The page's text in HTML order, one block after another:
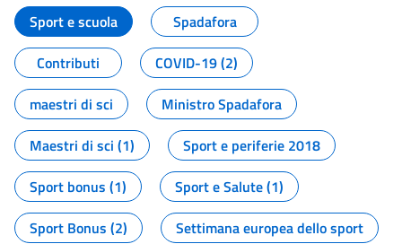
Sport e scuola
Spadafora
Contributi
COVID-19 (2)
maestri di sci
Ministro Spadafora
Maestri di sci (1)
Sport e periferie 2018
Sport bonus (1)
Sport e Salute (1)
Sport Bonus (2)
Settimana europea dello sport